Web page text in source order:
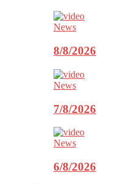
News
8/8/2026
News
7/8/2026
News
6/8/2026